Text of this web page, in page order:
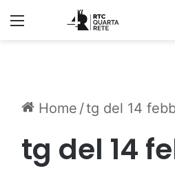
Home /tg del 14
tg del 14